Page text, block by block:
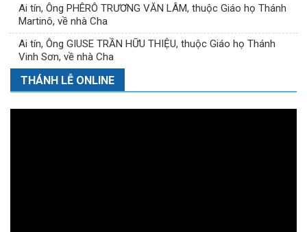
Ai tín, Ông PHÊRÔ TRƯƠNG VĂN LÂM, thuộc Giáo họ Thánh
Martinô, về nhà Cha
Ai tín, Ông GIUSE TRẦN HỮU THIỆU, thuộc Giáo họ Thánh
Vinh Sơn, về nhà Cha
THÁNH LỄ ONLINE